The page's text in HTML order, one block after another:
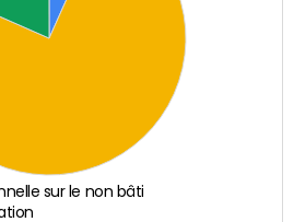
sur le non bâti